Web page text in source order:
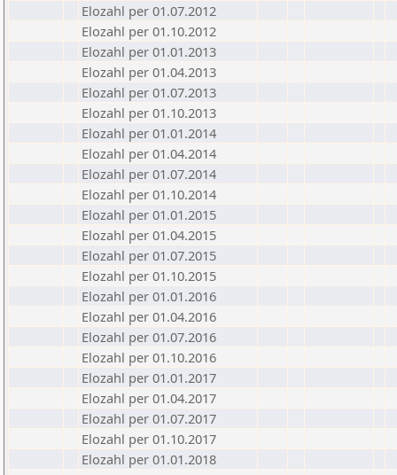
Elozahl per 01.07.2012
Elozahl per 01.10.2012
Elozahl per 01.01.2013
Elozahl per 01.04.2013
Elozahl per 01.07.2013
Elozahl per 01.10.2013
Elozahl per 01.01.2014
Elozahl per 01.04.2014
Elozahl per 01.07.2014
Elozahl per 01.10.2014
Elozahl per 01.01.2015
Elozahl per 01.04.2015
Elozahl per 01.07.2015
Elozahl per 01.10.2015
Elozahl per 01.01.2016
Elozahl per 01.04.2016
Elozahl per 01.07.2016
Elozahl per 01.10.2016
Elozahl per 01.01.2017
Elozahl per 01.04.2017
Elozahl per 01.07.2017
Elozahl per 01.10.2017
Elozahl per 01.01.2018